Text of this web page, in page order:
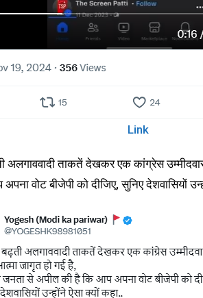
Link
ताकतें देखकर एक कांग्रेस
वोट बीजेपी को दीजिए, सुनिए देशवासियों